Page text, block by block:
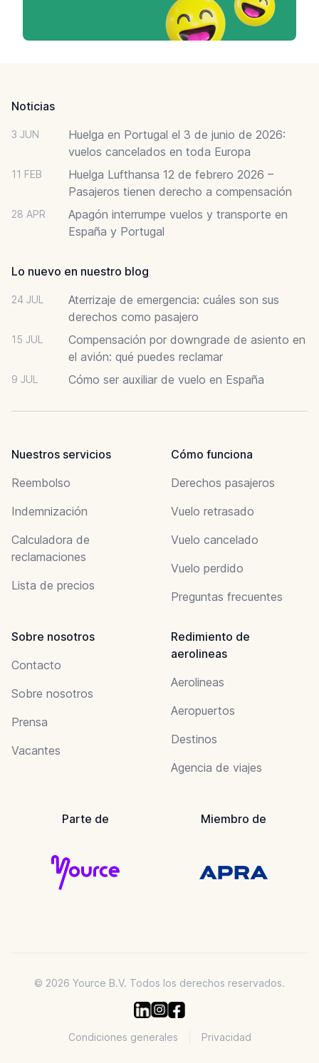
Noticias
3 JUN
Huelga en Portugal el 3 de junio de 2026:
vuelos cancelados en toda Europa
11 FEB
Huelga Lufthansa 12 de febrero 2026 –
Pasajeros tienen derecho a compensación
28 APR
Apagón interrumpe vuelos y transporte en
España y Portugal
Lo nuevo en nuestro blog
24 JUL
Aterrizaje de emergencia: cuáles son sus
derechos como pasajero
15 JUL
Compensación por downgrade de asiento en
el avión: qué puedes reclamar
9 JUL Cómo ser auxiliar de vuelo en España
Nuestros servicios
Reembolso
Indemnización
Calculadora de
reclamaciones
Lista de precios
Cómo funciona
Derechos pasajeros
Vuelo retrasado
Vuelo cancelado
Vuelo perdido
Preguntas frecuentes
Sobre nosotros
Contacto
Sobre nosotros
Prensa
Vacantes
Redimiento de
aerolineas
Aerolineas
Aeropuertos
Destinos
Agencia de viajes
Parte de Miembro de
© 2026 Yource B.V. Todos los derechos reservados.
Condiciones generales Privacidad